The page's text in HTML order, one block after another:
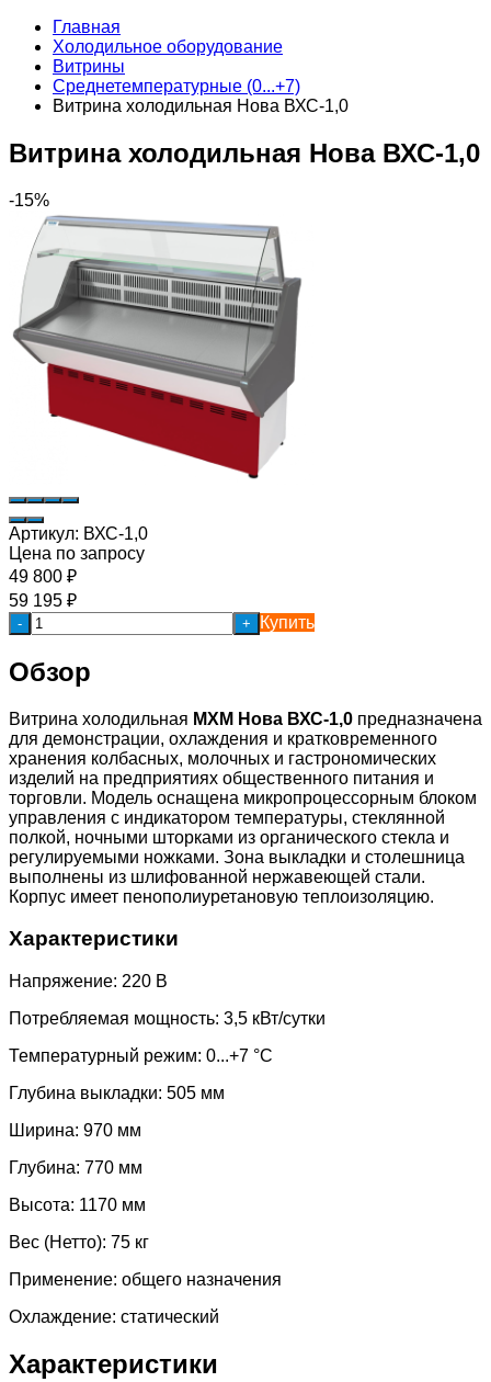
Главная
Холодильное оборудование
Витрины
Среднетемпературные (0...+7)
Витрина холодильная Нова ВХС-1,0
Витрина холодильная Нова ВХС-1,0
-15%
Артикул: ВХС-1,0
Цена по запросу
49 800 ₽
59 195 ₽
- + Купить
Обзор
Витрина холодильная МХМ Нова ВХС-1,0 предназначена
для демонстрации, охлаждения и кратковременного
хранения колбасных, молочных и гастрономических
изделий на предприятиях общественного питания и
торговли. Модель оснащена микропроцессорным блоком
управления с индикатором температуры, стеклянной
полкой, ночными шторками из органического стекла и
регулируемыми ножками. Зона выкладки и столешница
выполнены из шлифованной нержавеющей стали.
Корпус имеет пенополиуретановую теплоизоляцию.
Характеристики
Напряжение: 220 В
Потребляемая мощность: 3,5 кВт/сутки
Температурный режим: 0...+7 °C
Глубина выкладки: 505 мм
Ширина: 970 мм
Глубина: 770 мм
Высота: 1170 мм
Вес (Нетто): 75 кг
Применение: общего назначения
Охлаждение: статический
Характеристики